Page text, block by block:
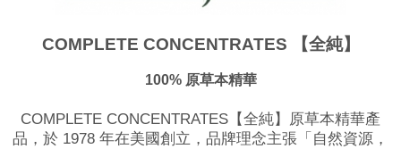
COMPLETE CONCENTRATES 【全純】
100% 原草本精華
COMPLETE CONCENTRATES【全純】原草本精華產
品，於 1978 年在美國創立，品牌理念主張「自然資源，